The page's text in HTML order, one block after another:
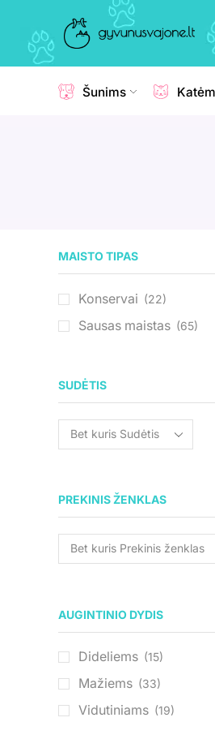
Šunims
MAISTO TIPAS
Konservai (22)
Sausas maistas (65)
SUDĖTIS
PREKINIS ŽENKLAS
AUGINTINIO DYDIS
Dideliems (15)
Mažiems (33)
Vidutiniams (19)